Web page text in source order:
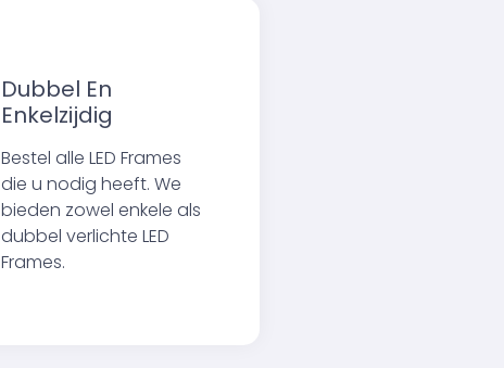
Dubbel En
Enkelzijdig
Bestel alle LED Frames
die u nodig heeft. We
bieden zowel enkele als
dubbel verlichte LED
Frames.